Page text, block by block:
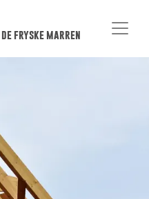
fryske marren